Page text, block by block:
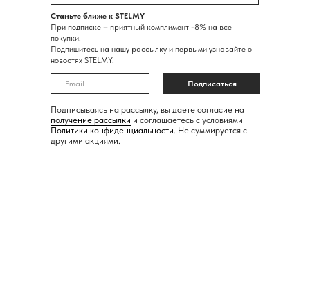
Подписаться
Подписываясь на рассылку, вы даете согласие на
получение рассылки и соглашаетесь с условиями
Политики конфиденциальности. Не суммируется с
другими акциями.
Станьте ближе к STELMY
При подписке – приятный комплимент -8% на все
покупки.
Подпишитесь на нашу рассылку и первыми узнавайте о
новостях STELMY.